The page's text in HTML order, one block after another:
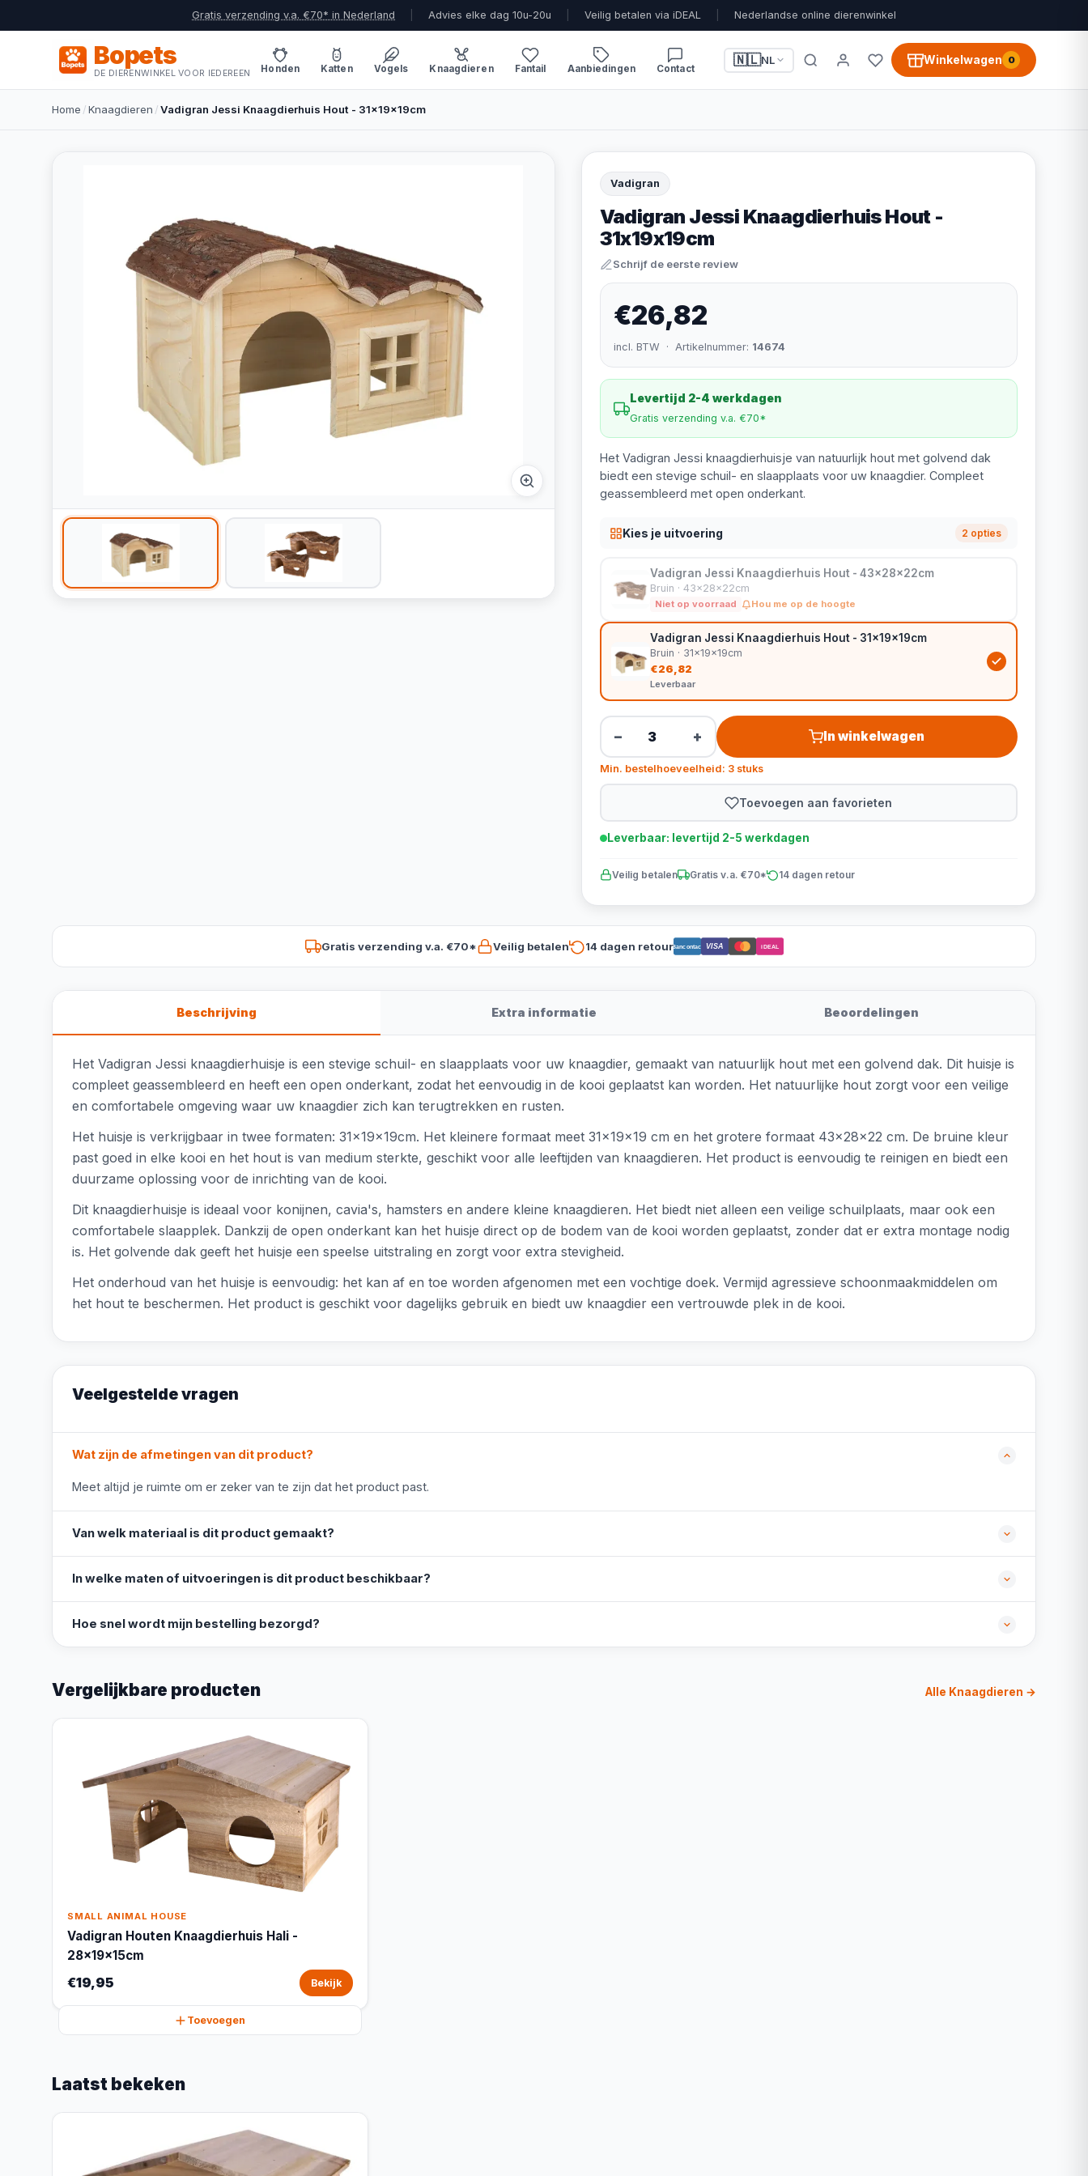
Gratis verzending v.a. €70* in Nederland Advies elke dag 10u-20u Veilig betalen via iDEAL Nederlandse online dierenwinkel
Bopets
DE DIERENWINKEL VOOR IEDEREEN Honden Katten Vogels Knaagdieren Fantail Aanbiedingen Contact
🇳🇱NL Winkelwagen 0
Home /Knaagdieren /Vadigran Jessi Knaagdierhuis Hout - 31x19x19cm
Vadigran
Vadigran Jessi Knaagdierhuis Hout -
31x19x19cm
Schrijf de eerste review
€26,82
incl. BTW · Artikelnummer: 14674
Levertijd 2-4 werkdagen
Gratis verzending v.a. €70*
Het Vadigran Jessi knaagdierhuisje van natuurlijk hout met golvend dak
biedt een stevige schuil- en slaapplaats voor uw knaagdier. Compleet
geassembleerd met open onderkant.
Kies je uitvoering 2 opties
Vadigran Jessi Knaagdierhuis Hout - 43x28x22cm
Bruin · 43x28x22cm
Niet op voorraad Hou me op de hoogte
Vadigran Jessi Knaagdierhuis Hout - 31x19x19cm
Bruin · 31x19x19cm
€26,82
Leverbaar
− + In winkelwagen
Min. bestelhoeveelheid: 3 stuks
Toevoegen aan favorieten
Leverbaar: levertijd 2-5 werkdagen
Veilig betalen Gratis v.a. €70* 14 dagen retour
Gratis verzending v.a. €70* Veilig betalen 14 dagen retourBancontact VISA iDEAL
Beschrijving Extra informatie Beoordelingen
Het Vadigran Jessi knaagdierhuisje is een stevige schuil- en slaapplaats voor uw knaagdier, gemaakt van natuurlijk hout met een golvend dak. Dit huisje is
compleet geassembleerd en heeft een open onderkant, zodat het eenvoudig in de kooi geplaatst kan worden. Het natuurlijke hout zorgt voor een veilige
en comfortabele omgeving waar uw knaagdier zich kan terugtrekken en rusten.
Het huisje is verkrijgbaar in twee formaten: 31x19x19cm. Het kleinere formaat meet 31x19x19 cm en het grotere formaat 43x28x22 cm. De bruine kleur
past goed in elke kooi en het hout is van medium sterkte, geschikt voor alle leeftijden van knaagdieren. Het product is eenvoudig te reinigen en biedt een
duurzame oplossing voor de inrichting van de kooi.
Dit knaagdierhuisje is ideaal voor konijnen, cavia's, hamsters en andere kleine knaagdieren. Het biedt niet alleen een veilige schuilplaats, maar ook een
comfortabele slaapplek. Dankzij de open onderkant kan het huisje direct op de bodem van de kooi worden geplaatst, zonder dat er extra montage nodig
is. Het golvende dak geeft het huisje een speelse uitstraling en zorgt voor extra stevigheid.
Het onderhoud van het huisje is eenvoudig: het kan af en toe worden afgenomen met een vochtige doek. Vermijd agressieve schoonmaakmiddelen om
het hout te beschermen. Het product is geschikt voor dagelijks gebruik en biedt uw knaagdier een vertrouwde plek in de kooi.
Veelgestelde vragen
Wat zijn de afmetingen van dit product?
Meet altijd je ruimte om er zeker van te zijn dat het product past.
Van welk materiaal is dit product gemaakt?
In welke maten of uitvoeringen is dit product beschikbaar?
Hoe snel wordt mijn bestelling bezorgd?
Vergelijkbare producten Alle Knaagdieren →
SMALL ANIMAL HOUSE
Vadigran Houten Knaagdierhuis Hali -
28x19x15cm
€19,95 Bekijk
Toevoegen
Laatst bekeken